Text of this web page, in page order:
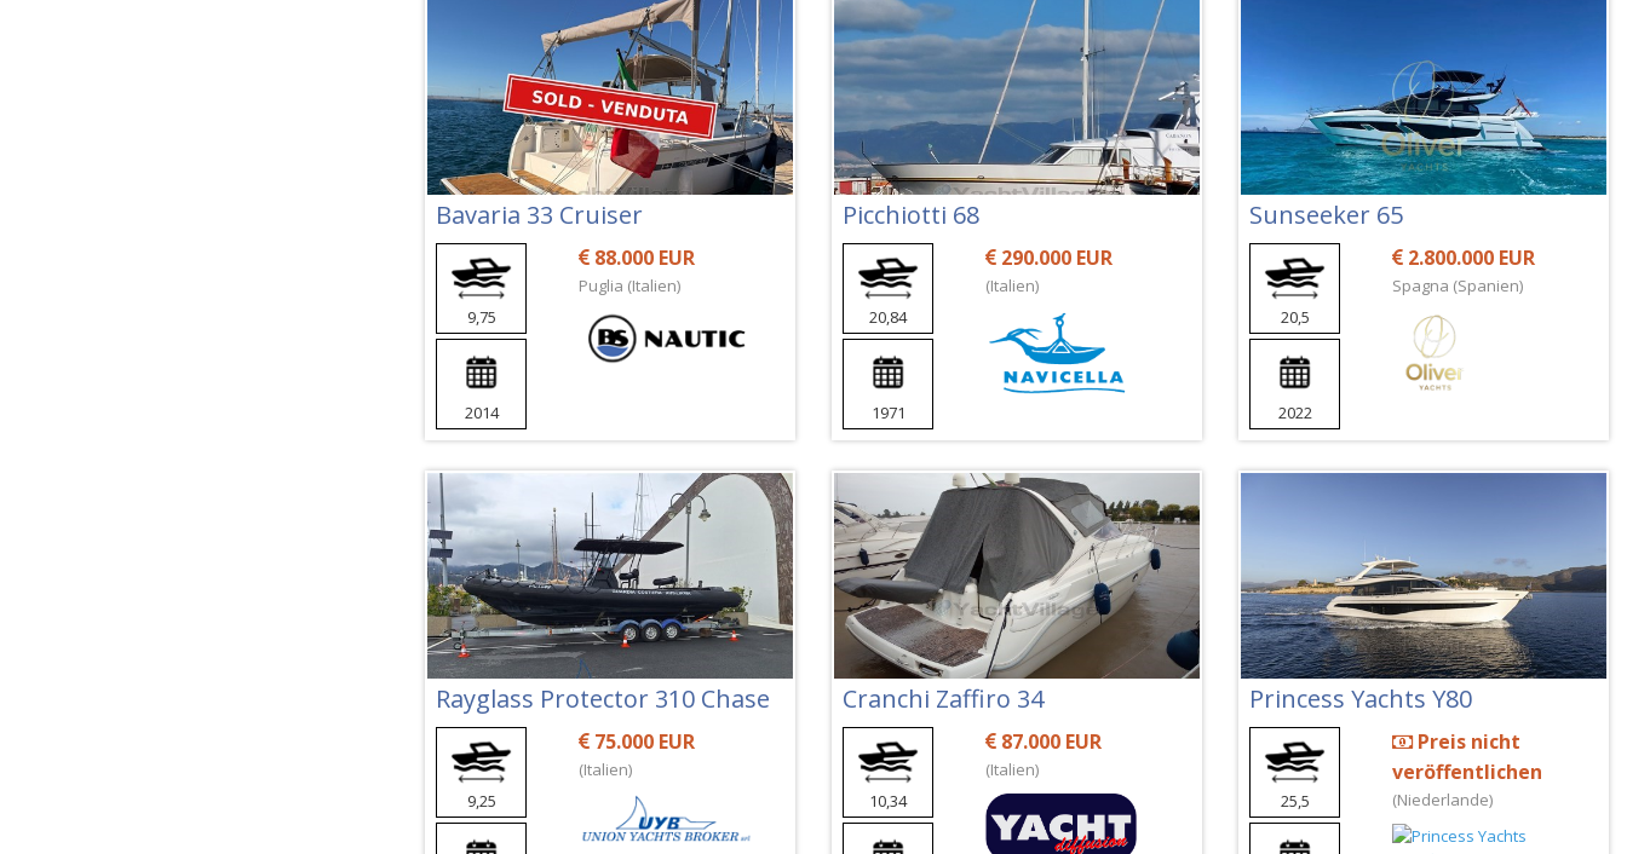
Bavaria 33 Cruiser
9,75
2014
88.000 EUR
Puglia (Italien)
Picchiotti 68
20,84
1971
290.000 EUR
(Italien)
Sunseeker 65
20,5
2022
2.800.000 EUR
Spagna (Spanien)
Rayglass Protector 310 Chase
9,25
75.000 EUR
(Italien)
Cranchi Zaffiro 34
10,34
87.000 EUR
(Italien)
Princess Yachts Y80
25,5
Preis nicht
veröffentlichen
(Niederlande)